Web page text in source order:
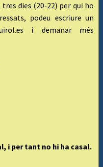
dies (20-22) per qui ho
podeu escriure un
i demanar més
i per tant no hi ha casal.